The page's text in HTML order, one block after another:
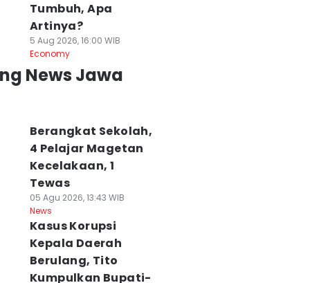
Tumbuh, Apa
Artinya?
5 Aug 2026, 16:00 WIB
Economy
News Jawa
Berangkat Sekolah,
4 Pelajar Magetan
Kecelakaan, 1
Tewas
05 Agu 2026, 13:43 WIB
News
Kasus Korupsi
Kepala Daerah
Berulang, Tito
Kumpulkan Bupati-